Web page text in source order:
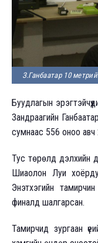
З.Ганбаатар 10
Буудлагын
Зандраагийн
сумнаас 556 оноо
Тус төрөлд дэлхийн
Шиаолон Луи
Энэтхэгийн
финалд шалгарсан.
Тамирчид зургаан